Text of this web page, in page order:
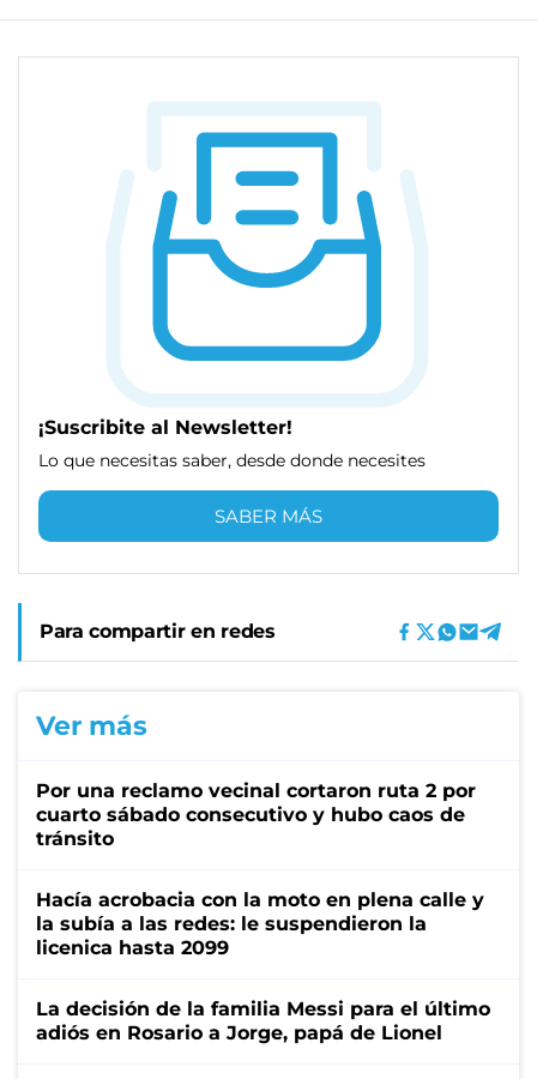
¡Suscribite al Newsletter!
Lo que necesitas saber, desde donde necesites
SABER MÁS
Para compartir en redes
Ver más
Por una reclamo vecinal cortaron ruta 2 por
cuarto sábado consecutivo y hubo caos de
tránsito
Hacía acrobacia con la moto en plena calle y
la subía a las redes: le suspendieron la
licenica hasta 2099
La decisión de la familia Messi para el último
adiós en Rosario a Jorge, papá de Lionel